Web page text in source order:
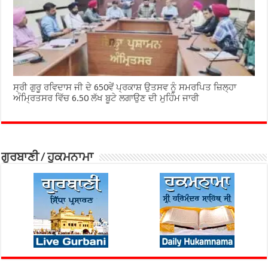
ਸ੍ਰੀ ਗੁਰੂ ਰਵਿਦਾਸ ਜੀ ਦੇ 650ਵੇਂ ਪ੍ਰਕਾਸ਼ ਉਤਸਵ ਨੂੰ ਸਮਰਪਿਤ ਜ਼ਿਲ੍ਹਾ
ਅੰਮ੍ਰਿਤਸਰ ਵਿੱਚ 6.50 ਲੱਖ ਬੂਟੇ ਲਗਾਉਣ ਦੀ ਮੁਹਿੰਮ ਜਾਰੀ
ਗੁਰਬਾਣੀ / ਹੁਕਮਨਾਮਾ